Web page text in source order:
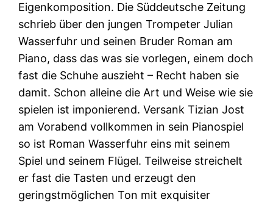
Eigenkomposition. Die Süddeutsche Zeitung
schrieb über den jungen Trompeter Julian
Wasserfuhr und seinen Bruder Roman am
Piano, dass das was sie vorlegen, einem doch
fast die Schuhe auszieht – Recht haben sie
damit. Schon alleine die Art und Weise wie sie
spielen ist imponierend. Versank Tizian Jost
am Vorabend vollkommen in sein Pianospiel
so ist Roman Wasserfuhr eins mit seinem
Spiel und seinem Flügel. Teilweise streichelt
er fast die Tasten und erzeugt den
geringstmöglichen Ton mit exquisiter